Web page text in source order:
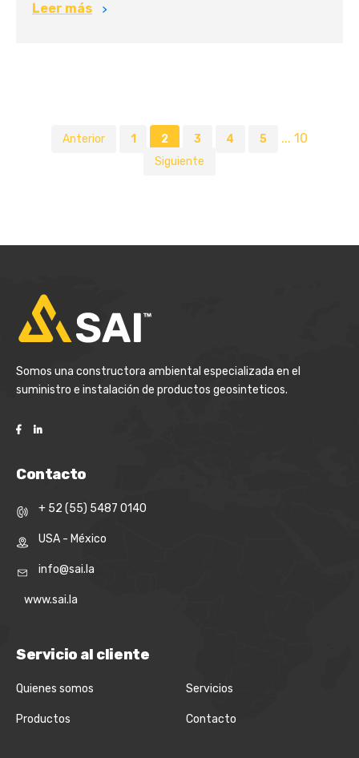
Leer más
Anterior 1 2 3 4 5 ... 10
Siguiente
Somos una constructora ambiental especializada en el
suministro e instalación de productos geosinteticos.
Contacto
+ 52 (55) 5487 0140
USA - México
info@sai.la
www.sai.la
Servicio al cliente
Quienes somos
Productos
Servicios
Contacto